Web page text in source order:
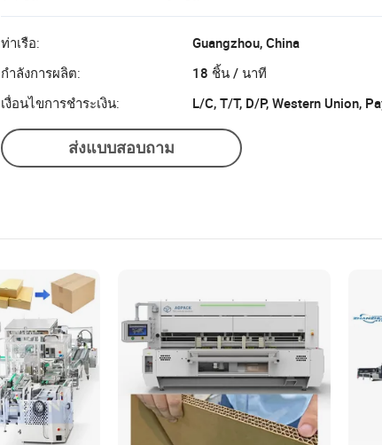
ท่าเรือ:
Guangzhou, China
กำลังการผลิต:
18 ชิ้น / นาที
เงื่อนไขการชำระเงิน:
L/C, T/T, D/P, Western Union,
ส่งแบบสอบถาม